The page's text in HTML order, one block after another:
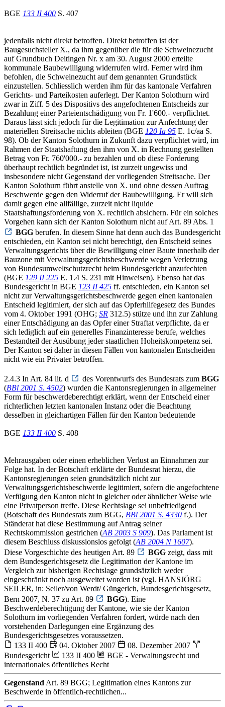
BGE 133 II 400 S. 407
jedenfalls nicht direkt betroffen. Direkt betroffen ist der
Baugesuchsteller X., da ihm gegenüber die für die Schweinezucht
auf Grundbuch Deitingen Nr. x am 30. August 2000 erteilte
kommunale Baubewilligung widerrufen wird. Ferner wird ihm
befohlen, die Schweinezucht auf dem genannten Grundstück
einzustellen. Schliesslich werden ihm für das kantonale Verfahren
Gerichts- und Parteikosten auferlegt. Der Kanton Solothurn wird
zwar in Ziff. 5 des Dispositivs des angefochtenen Entscheids zur
Bezahlung einer Parteientschädigung von Fr. 1'600.- verpflichtet.
Daraus lässt sich jedoch für die Legitimation zur Anfechtung der
materiellen Streitsache nichts ableiten (BGE 120 Ia 95 E. 1c/aa S.
98). Ob der Kanton Solothurn in Zukunft dazu verpflichtet wird, im
Rahmen der Staatshaftung den ihm von X. in Rechnung gestellten
Betrag von Fr. 760'000.- zu bezahlen und ob diese Forderung
überhaupt rechtlich begründet ist, ist zurzeit ungewiss und
insbesondere nicht Gegenstand der vorliegenden Streitsache. Der
Kanton Solothurn führt anstelle von X. und ohne dessen Auftrag
Beschwerde gegen den Widerruf der Baubewilligung. Er will sich
damit gegen eine allfällige, zurzeit nicht liquide
Staatshaftungsforderung von X. rechtlich absichern. Für ein solches
Vorgehen kann sich der Kanton Solothurn nicht auf Art. 89 Abs. 1
BGG berufen. In diesem Sinne hat denn auch das Bundesgericht
entschieden, ein Kanton sei nicht berechtigt, den Entscheid seines
Verwaltungsgerichts über die Bewilligung einer Baute innerhalb der
Bauzone mit Verwaltungsgerichtsbeschwerde wegen Verletzung
von Bundesumweltschutzrecht beim Bundesgericht anzufechten
(BGE 129 II 225 E. 1.4 S. 231 mit Hinweisen). Ebenso hat das
Bundesgericht in BGE 123 II 425 ff. entschieden, ein Kanton sei
nicht zur Verwaltungsgerichtsbeschwerde gegen einen kantonalen
Entscheid legitimiert, der sich auf das Opferhilfegesetz des Bundes
vom 4. Oktober 1991 (OHG; SR 312.5) stütze und ihn zur Zahlung
einer Entschädigung an das Opfer einer Straftat verpflichte, da er
sich lediglich auf ein generelles Finanzinteresse berufe, welches
Bestandteil der Ausübung jeder staatlichen Hoheitskompetenz sei.
Der Kanton sei daher in diesen Fällen von kantonalen Entscheiden
nicht wie ein Privater betroffen.
2.4.3 In Art. 84 lit. d des Vorentwurfs des Bundesrats zum BGG
(BBl 2001 S. 4502) wurden die Kantonsregierungen in allgemeiner
Form für beschwerdeberechtigt erklärt, wenn der Entscheid einer
richterlichen letzten kantonalen Instanz oder die Beachtung
desselben in gleichartigen Fällen für den Kanton bedeutende
BGE 133 II 400 S. 408
Mehrausgaben oder einen erheblichen Verlust an Einnahmen zur
Folge hat. In der Botschaft erklärte der Bundesrat hierzu, die
Kantonsregierungen seien grundsätzlich nicht zur
Verwaltungsgerichtsbeschwerde legitimiert, sofern die angefochtene
Verfügung den Kanton nicht in gleicher oder ähnlicher Weise wie
eine Privatperson treffe. Diese Rechtslage sei unbefriedigend
(Botschaft des Bundesrats zum BGG, BBl 2001 S. 4330 f.). Der
Ständerat hat diese Bestimmung auf Antrag seiner
Rechtskommission gestrichen (AB 2003 S 909). Das Parlament ist
diesem Beschluss diskussionslos gefolgt (AB 2004 N 1607).
Diese Vorgeschichte des heutigen Art. 89
BGG zeigt, dass mit
dem Bundesgerichtsgesetz die Legitimation der Kantone im
Vergleich zur bisherigen Rechtslage grundsätzlich weder
eingeschränkt noch ausgeweitet worden ist (vgl. HANSJÖRG
SEILER, in: Seiler/von Werdt/ Güngerich, Bundesgerichtsgesetz,
Bern 2007, N. 37 zu Art. 89
BGG). Eine
Beschwerdeberechtigung der Kantone, wie sie der Kanton
Solothurn im vorliegenden Verfahren fordert, würde nach den
vorstehenden Darlegungen eine Ergänzung des
Bundesgerichtsgesetzes voraussetzen.
133 II 400
04. Oktober 2007
08. Dezember 2007
Bundesgericht
133 II 400
BGE - Verwaltungsrecht und
internationales öffentliches Recht
Gegenstand Art. 89 BGG; Legitimation eines Kantons zur
Beschwerde in öffentlich-rechtlichen...